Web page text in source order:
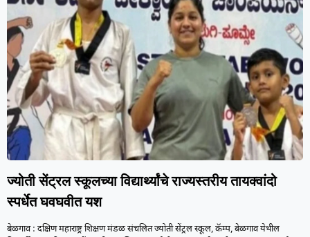
ज्योती सेंट्रल स्कूलच्या विद्यार्थ्यांचे राज्यस्तरीय तायक्वांदो
स्पर्धेत घवघवीत यश
बेळगाव : दक्षिण महाराष्ट्र शिक्षण मंडळ संचलित ज्योती सेंट्रल स्कूल, कॅम्प, बेळगाव येथील